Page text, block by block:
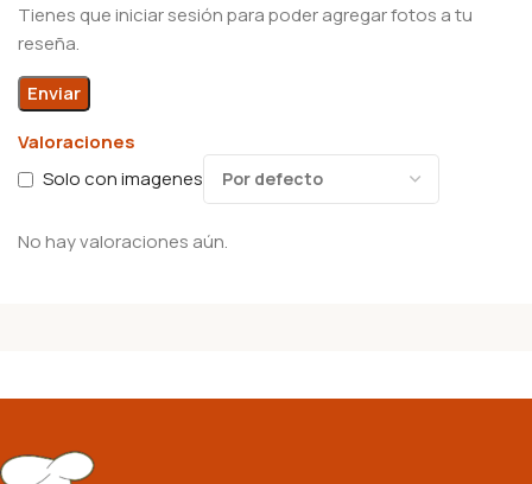
Valoraciones
Solo con imagenes
No hay valoraciones aún.
Tienes que iniciar sesión para poder agregar fotos a tu
reseña.